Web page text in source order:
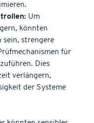
Um
könnten
sein, strengere
für
Dies
verlängern,
der Systeme